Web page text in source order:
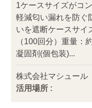
1ケースサイズがコ
軽減匂い漏れを防ぐ
いを遮断ケースサイ
（100回分）重量
凝固剤(個包装)...
株式会社マシュール
活用場所 :